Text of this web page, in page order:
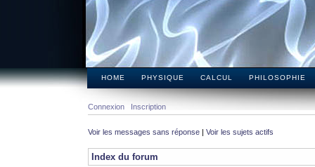
HOME PHYSIQUE CALCUL PHILOSOPHIE
Connexion Inscription
Voir les messages sans réponse | Voir les sujets actifs
Index du forum